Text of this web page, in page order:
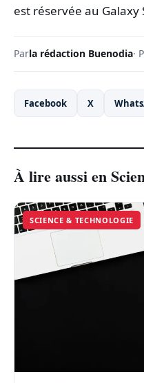
est réservée au Galaxy
Parla rédaction Buenodia·
Facebook X
À lire aussi en
SCIENCE & TECHNOLOGIE